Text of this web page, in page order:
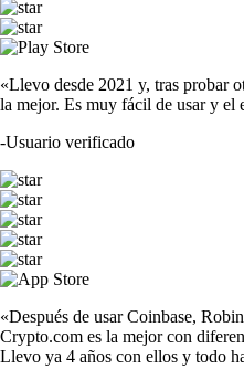
«Llevo desde 2021 y, tras probar
la mejor. Es muy fácil de usar y el
-Usuario verificado
«Después de usar Coinbase,
Crypto.com es la mejor con
Llevo ya 4 años con ellos y todo